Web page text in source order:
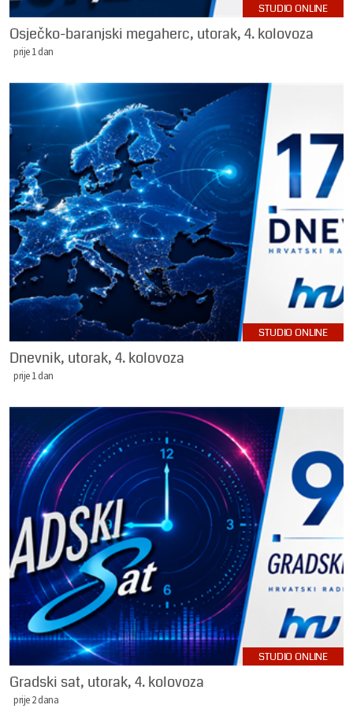
STUDIO ONLINE
Osječko-baranjski megaherc, utorak, 4. kolovoza
prije 1 dan
STUDIO ONLINE
Dnevnik, utorak, 4. kolovoza
prije 1 dan
STUDIO ONLINE
Gradski sat, utorak, 4. kolovoza
prije 2 dana